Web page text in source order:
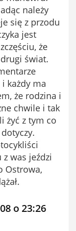
należy
się z przodu
jest
że
świat.
każdy ma
że rodzina i
chwile i tak
żyć z tym co
was jeździ
Ostrowa,
o 23:26